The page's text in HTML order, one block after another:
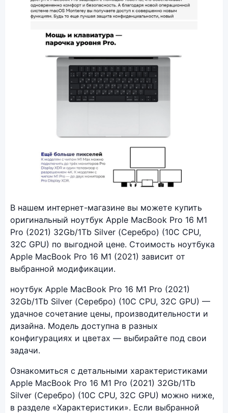
В нашем интернет-магазине вы можете купить
оригинальный ноутбук Apple MacBook Pro 16 M1
Pro (2021) 32Gb/1Tb Silver (Серебро) (10C CPU,
32C GPU) по выгодной цене. Стоимость ноутбука
Apple MacBook Pro 16 M1 (2021) зависит от
выбранной модификации.
ноутбук Apple MacBook Pro 16 M1 Pro (2021)
32Gb/1Tb Silver (Серебро) (10C CPU, 32C GPU) —
удачное сочетание цены, производительности и
дизайна. Модель доступна в разных
конфигурациях и цветах — выбирайте под свои
задачи.
Ознакомиться с детальными характеристиками
Apple MacBook Pro 16 M1 Pro (2021) 32Gb/1Tb
Silver (Серебро) (10C CPU, 32C GPU) можно ниже,
в разделе «Характеристики». Если выбранной